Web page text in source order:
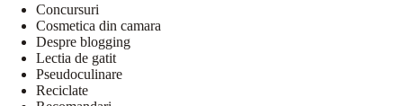
Concursuri
Cosmetica din camara
Despre blogging
Lectia de gatit
Pseudoculinare
Reciclate